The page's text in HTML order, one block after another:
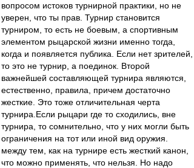
вопросом истоков турнирной практики, но не
уверен, что ты прав. Турнир становится
турниром, то есть не боевым, а спортивным
элементом рыцарской жизни именно тогда,
когда и появляется публика. Если нет зрителей,
то это не турнир, а поединок. Второй
важнейшей составляющей турнира являются,
естественно, правила, причем достаточно
жесткие. Это тоже отличительная черта
турнира.Если рыцари где то сходились, вне
турнира, то сомнительно, что у них могли быть
ограничения на тот или иной вид оружия.
между тем, как на турнире есть жесткий канон,
что можно применять, что нельзя. Но надо